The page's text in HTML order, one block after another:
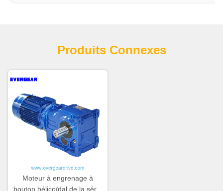
Produits Connexes
Moteur à engrenage à
bouton hélicoïdal de la série